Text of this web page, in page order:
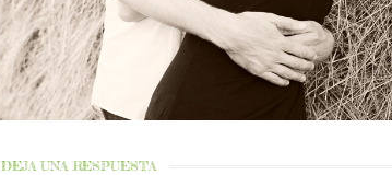
DEJA UNA RESPUESTA